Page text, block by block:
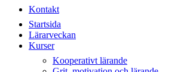
Kontakt
Startsida
Lärarveckan
Kurser
Kooperativt lärande